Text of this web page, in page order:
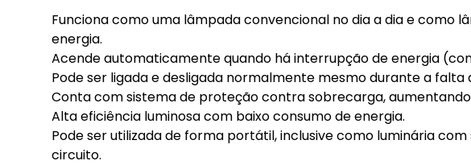
Funciona como uma lâmpada convencional no dia a dia e como
energia.
Acende automaticamente quando há interrupção de energia
Pode ser ligada e desligada normalmente mesmo durante a falta
Conta com sistema de proteção contra sobrecarga,
Alta eficiência luminosa com baixo consumo de energia.
Pode ser utilizada de forma portátil, inclusive como luminária
circuito.